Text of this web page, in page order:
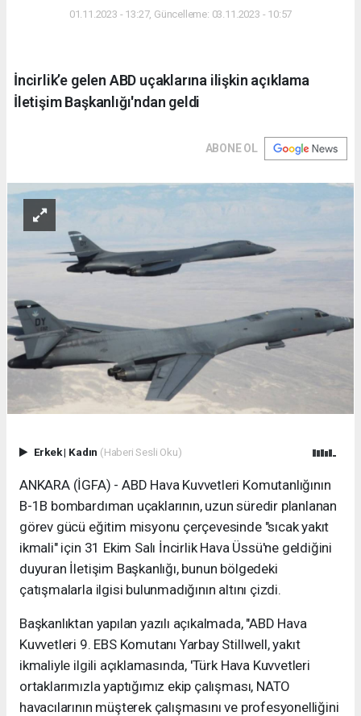
01.11.2023 - 13:27, Güncelleme: 03.11.2023 - 10:57
İncirlik’e gelen ABD uçaklarına ilişkin açıklama
İletişim Başkanlığı'ndan geldi
ABONE OL
Erkek| Kadın (Haberi Sesli Oku)
ANKARA (İGFA) - ABD Hava Kuvvetleri Komutanlığının
B-1B bombardıman uçaklarının, uzun süredir planlanan
görev gücü eğitim misyonu çerçevesinde "sıcak yakıt
ikmali" için 31 Ekim Salı İncirlik Hava Üssü'ne geldiğini
duyuran İletişim Başkanlığı, bunun bölgedeki
çatışmalarla ilgisi bulunmadığının altını çizdi.
Başkanlıktan yapılan yazılı açıkalmada, "ABD Hava
Kuvvetleri 9. EBS Komutanı Yarbay Stillwell, yakıt
ikmaliyle ilgili açıklamasında, 'Türk Hava Kuvvetleri
ortaklarımızla yaptığımız ekip çalışması, NATO
havacılarının müşterek çalışmasını ve profesyonelliğini